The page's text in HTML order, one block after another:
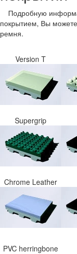
Подробную
покрытием, Вы
ремня.
Version T
Supergrip
Chrome Leather
PVC herringbone